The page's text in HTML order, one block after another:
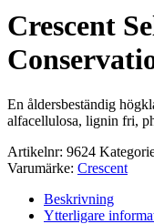
Crescent
En åldersbeständig
alfacellulosa, lignin fri,
Artikelnr: 9624
Varumärke: Crescent
Beskrivning
Ytterligare